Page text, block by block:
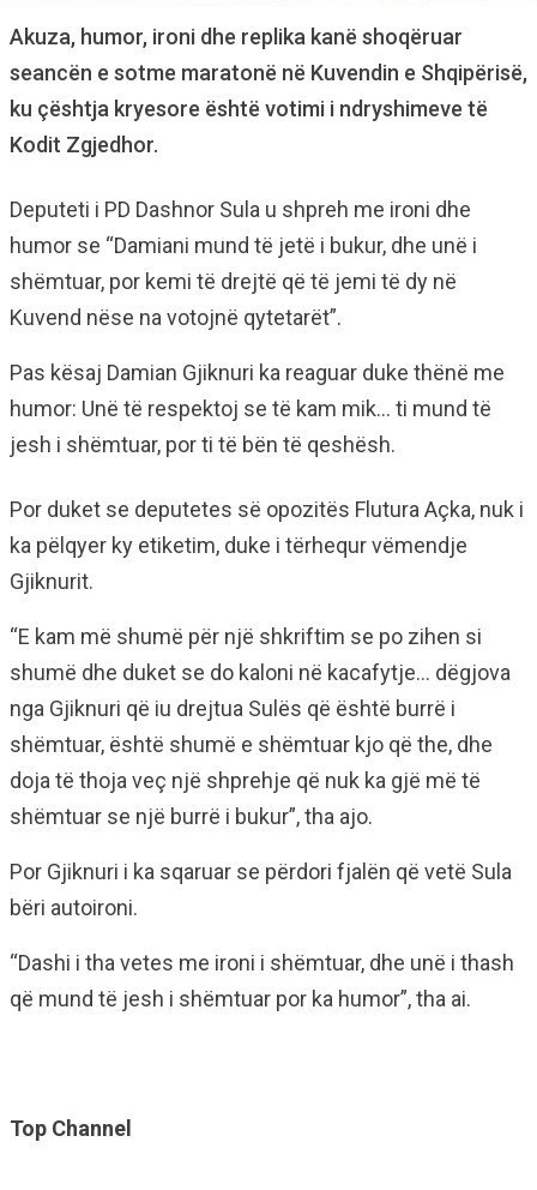
Akuza, humor, ironi dhe replika kanë shoqëruar
seancën e sotme maratonë në Kuvendin e Shqipërisë,
ku çështja kryesore është votimi i ndryshimeve të
Kodit Zgjedhor.
Deputeti i PD Dashnor Sula u shpreh me ironi dhe
humor se “Damiani mund të jetë i bukur, dhe unë i
shëmtuar, por kemi të drejtë që të jemi të dy në
Kuvend nëse na votojnë qytetarët”.
Pas kësaj Damian Gjiknuri ka reaguar duke thënë me
humor: Unë të respektoj se të kam mik… ti mund të
jesh i shëmtuar, por ti të bën të qeshësh.
Por duket se deputetes së opozitës Flutura Açka, nuk i
ka pëlqyer ky etiketim, duke i tërhequr vëmendje
Gjiknurit.
“E kam më shumë për një shkriftim se po zihen si
shumë dhe duket se do kaloni në kacafytje… dëgjova
nga Gjiknuri që iu drejtua Sulës që është burrë i
shëmtuar, është shumë e shëmtuar kjo që the, dhe
doja të thoja veç një shprehje që nuk ka gjë më të
shëmtuar se një burrë i bukur”, tha ajo.
Por Gjiknuri i ka sqaruar se përdori fjalën që vetë Sula
bëri autoironi.
“Dashi i tha vetes me ironi i shëmtuar, dhe unë i thash
që mund të jesh i shëmtuar por ka humor”, tha ai.
Top Channel